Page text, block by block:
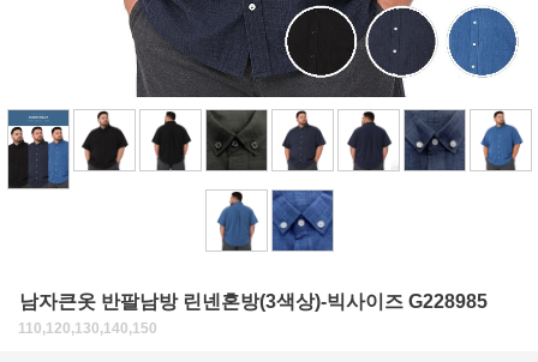
남자큰옷 반팔남방 린넨혼방(3색상)-빅사이즈 G228985
110,120,130,140,150